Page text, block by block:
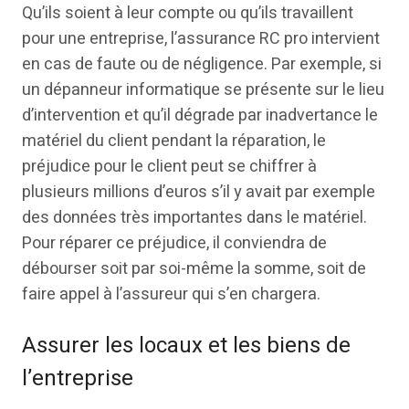
Qu’ils soient à leur compte ou qu’ils travaillent
pour une entreprise, l’assurance RC pro intervient
en cas de faute ou de négligence. Par exemple, si
un dépanneur informatique se présente sur le lieu
d’intervention et qu’il dégrade par inadvertance le
matériel du client pendant la réparation, le
préjudice pour le client peut se chiffrer à
plusieurs millions d’euros s’il y avait par exemple
des données très importantes dans le matériel.
Pour réparer ce préjudice, il conviendra de
débourser soit par soi-même la somme, soit de
faire appel à l’assureur qui s’en chargera.
Assurer les locaux et les biens de
l’entreprise